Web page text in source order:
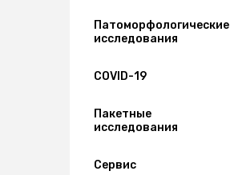
Патоморфологические
исследования
COVID-19
Пакетные
исследования
Сервис